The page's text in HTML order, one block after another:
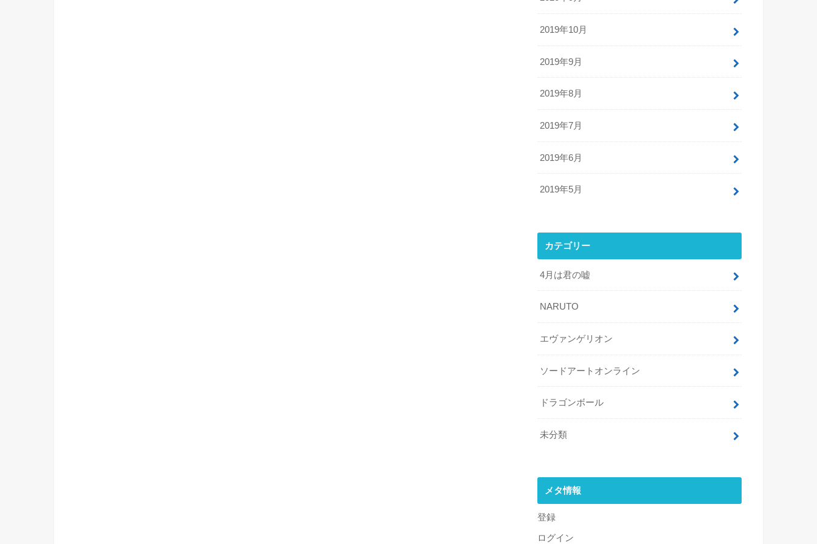
2019年10月
2019年9月
2019年8月
2019年7月
2019年6月
2019年5月
カテゴリー
4月は君の嘘
NARUTO
エヴァンゲリオン
ソードアートオンライン
ドラゴンボール
未分類
メタ情報
登録
ログイン